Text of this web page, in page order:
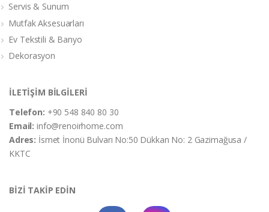
Servis & Sunum
Mutfak Aksesuarları
Ev Tekstili & Banyo
Dekorasyon
İLETİŞİM BİLGİLERİ
Telefon: +90 548 840 80 30
Email:info@renoirhome.com
Adres: İsmet İnonü Bulvarı No:50 Dükkan No: 2 Gazimağusa /
KKTC
BİZİ TAKİP EDİN